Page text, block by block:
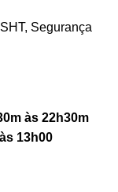
Segurança
às 22h30m
13h00